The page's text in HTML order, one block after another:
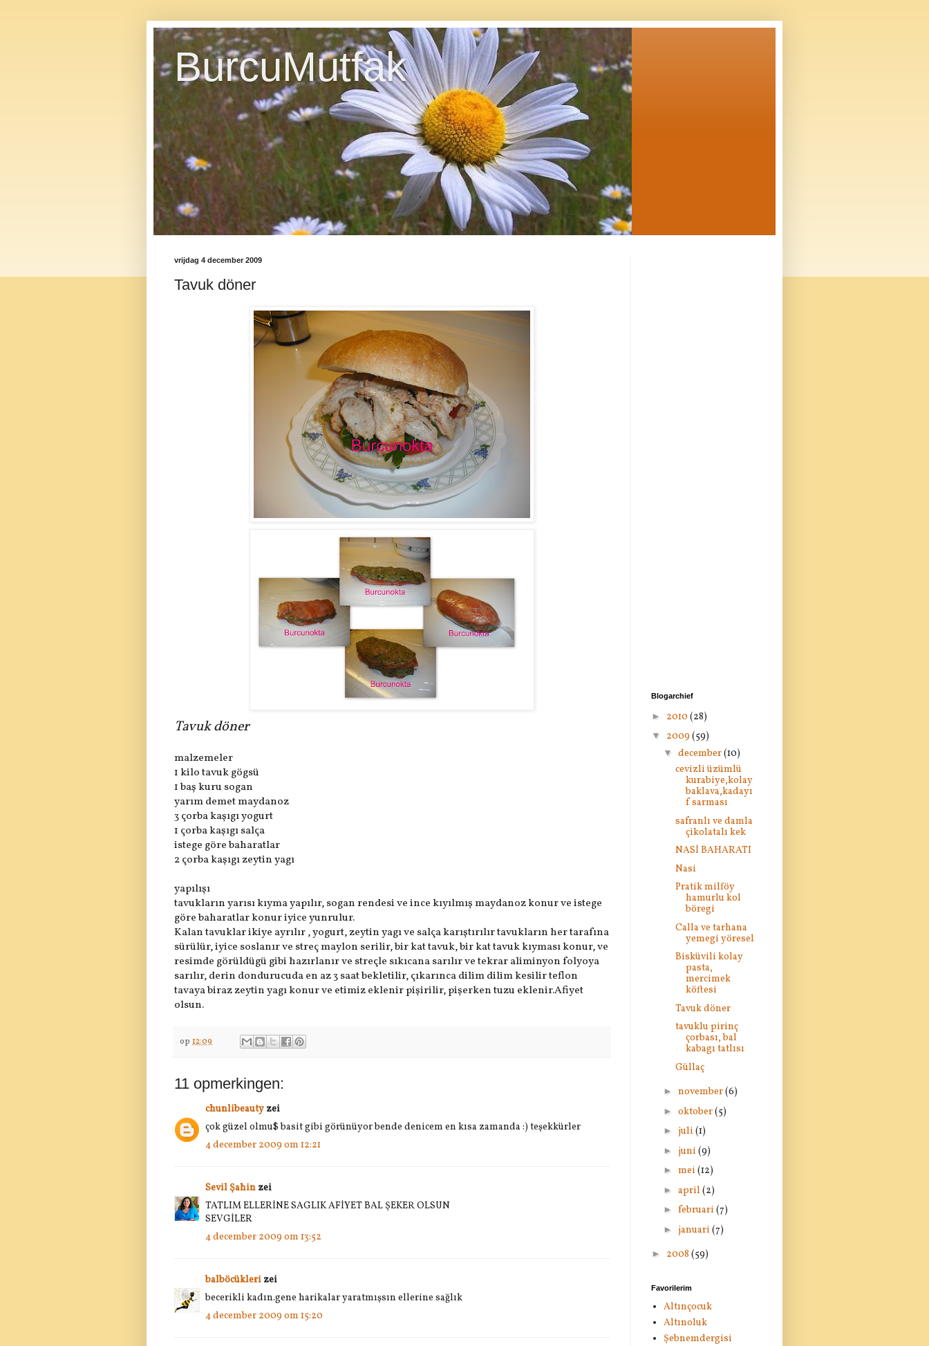
BurcuMutfak
vrijdag 4 december 2009
Tavuk döner
Tavuk döner
malzemeler
1 kilo tavuk gögsü
1 baş kuru sogan
yarım demet maydanoz
3 çorba kaşıgı yogurt
1 çorba kaşıgı salça
istege göre baharatlar
2 çorba kaşıgı zeytin yagı
yapılışı
tavukların yarısı kıyma yapılır, sogan rendesi ve ince kıyılmış maydanoz konur ve istege
göre baharatlar konur iyice yunrulur.
Kalan tavuklar ikiye ayrılır , yogurt, zeytin yagı ve salça karıştırılır tavukların her tarafına
sürülür, iyice soslanır ve streç maylon serilir, bir kat tavuk, bir kat tavuk kıyması konur, ve
resimde görüldügü gibi hazırlanır ve streçle sıkıcana sarılır ve tekrar aliminyon folyoya
sarılır, derin dondurucuda en az 3 saat bekletilir, çıkarınca dilim dilim kesilir teflon
tavaya biraz zeytin yagı konur ve etimiz eklenir pişirilir, pişerken tuzu eklenir.Afiyet
olsun.
op 12:09
11 opmerkingen:
chunlibeauty zei
çok güzel olmu$ basit gibi görünüyor bende denicem en kısa zamanda :) teşekkürler
4 december 2009 om 12:21
Sevil Şahin zei
TATLIM ELLERİNE SAGLIK AFİYET BAL ŞEKER OLSUN
SEVGİLER
4 december 2009 om 13:52
balböcükleri zei
becerikli kadın.gene harikalar yaratmışsın ellerine sağlık
4 december 2009 om 15:20
Blogarchief
► 2010 (28)
▼ 2009 (59)
▼ december(10)
cevizli üzümlü
kurabiye,kolay
baklava,kadayı
f sarması
safranlı ve damla
çikolatalı kek
NASİ BAHARATI
Nasi
Pratik milföy
hamurlu kol
böregi
Calla ve tarhana
yemegi yöresel
Bisküvili kolay
pasta,
mercimek
köftesi
Tavuk döner
tavuklu pirinç
çorbası, bal
kabagı tatlısı
Güllaç
► november(6)
► oktober(5)
► juli (1)
► juni (9)
► mei (12)
► april (2)
► februari (7)
► januari (7)
► 2008 (59)
Favorilerim
Altınçocuk
Altınoluk
Şebnemdergisi